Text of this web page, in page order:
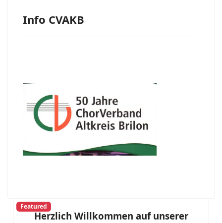
Info CVAKB
Featured
Herzlich Willkommen auf unserer